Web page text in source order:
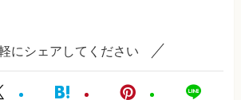
にシェアしてください